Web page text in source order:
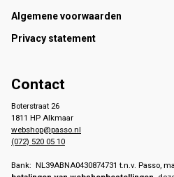
Footer
Algemene voorwaarden
Privacy statement
Contact
Boterstraat 26
1811 HP Alkmaar
webshop@passo.nl
(072) 520 05 10
Bank: NL39ABNA0430874731 t.n.v. Passo,